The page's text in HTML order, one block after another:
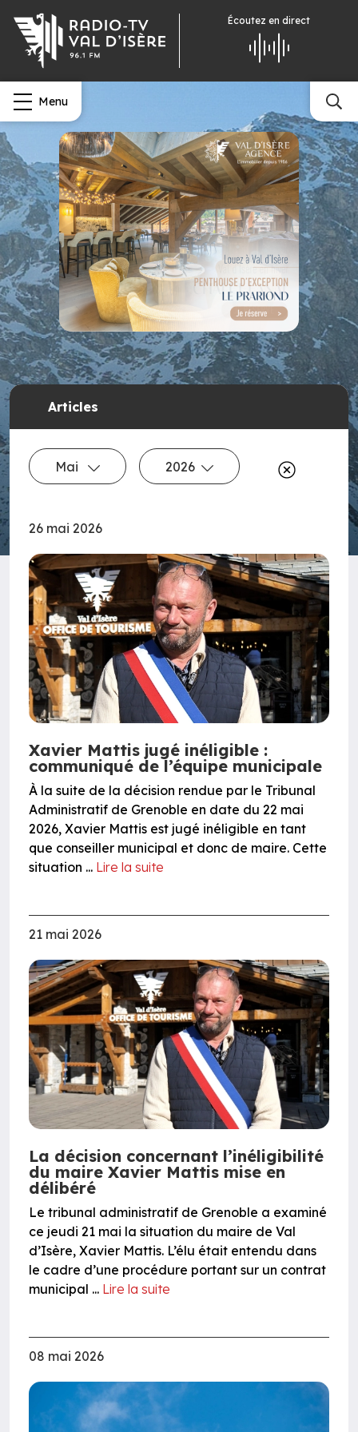
Écoutez en direct
Menu
Articles
Mai 2026
26 mai 2026
Xavier Mattis jugé inéligible :
communiqué de l’équipe municipale
À la suite de la décision rendue par le Tribunal
Administratif de Grenoble en date du 22 mai
2026, Xavier Mattis est jugé inéligible en tant
que conseiller municipal et donc de maire. Cette
situation ... Lire la suite
21 mai 2026
La décision concernant l’inéligibilité
du maire Xavier Mattis mise en
délibéré
Le tribunal administratif de Grenoble a examiné
ce jeudi 21 mai la situation du maire de Val
d’Isère, Xavier Mattis. L’élu était entendu dans
le cadre d’une procédure portant sur un contrat
municipal ... Lire la suite
08 mai 2026